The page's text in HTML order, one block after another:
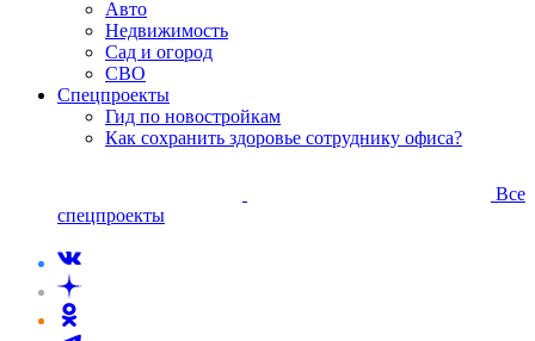
Авто
Недвижимость
Сад и огород
СВО
Спецпроекты
Гид по новостройкам
Как сохранить здоровье сотруднику офиса?
Все
спецпроекты